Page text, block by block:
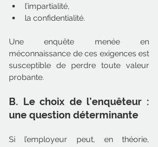
l’impartialité,
la confidentialité.
Une enquête menée en
méconnaissance de ces exigences est
susceptible de perdre toute valeur
probante.
B. Le choix de l’enquêteur :
une question déterminante
Si l’employeur peut, en théorie,